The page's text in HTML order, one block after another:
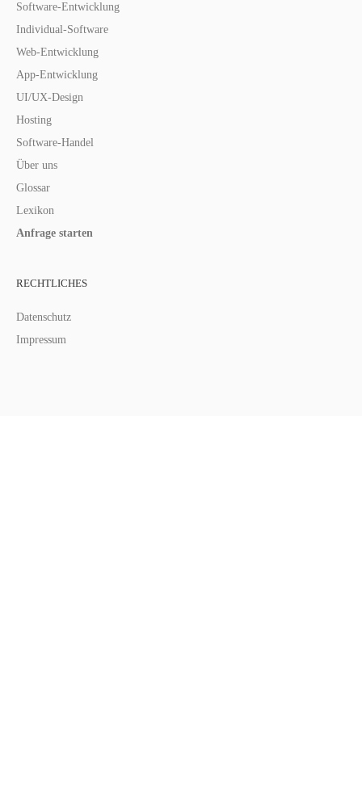
Software-Entwicklung
Individual-Software
Web-Entwicklung
App-Entwicklung
UI/UX-Design
Hosting
Software-Handel
Über uns
Glossar
Lexikon
Anfrage starten
RECHTLICHES
Datenschutz
Impressum